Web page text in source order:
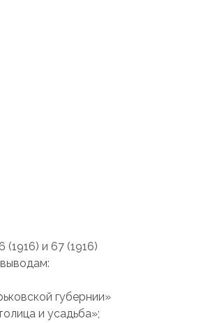
и 67 (1916)
губернии»
и усадьба»;